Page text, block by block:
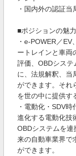
・国内外の認証
■ポジションの魅力
・e-POWER／
ートレインと車両
評価、OBDシス
に、法規解釈、当
ができます。それ
を世の中に提供す
・電動化・SDV
進化する電動化技
OBDシステムを
来の自動車業界で
ができます。